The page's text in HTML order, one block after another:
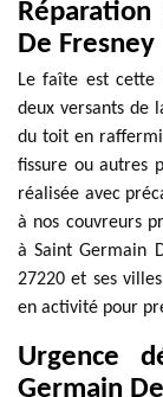
De Fresney
Le faîte est cette
deux versants de
du toit en
fissure ou autres
réalisée avec
à nos couvreurs
à Saint Germain
27220 et ses
en activité pour
Urgence
Germain